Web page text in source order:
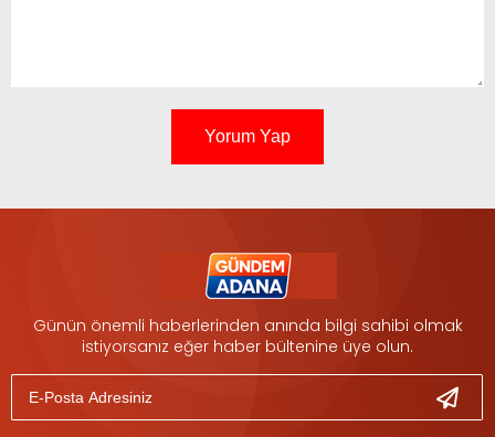
Yorum Yap
Günün önemli haberlerinden anında bilgi sahibi olmak
istiyorsanız eğer haber bültenine üye olun.